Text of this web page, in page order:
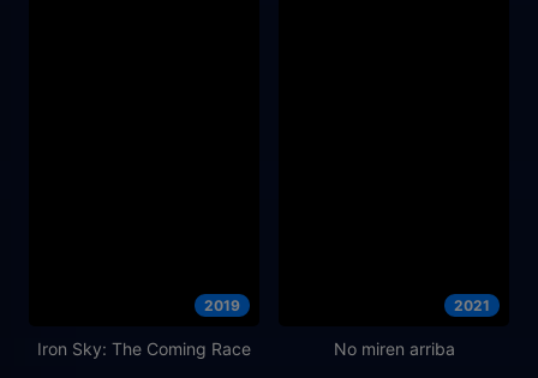
2019
Iron Sky: The Coming Race
2021
No miren arriba